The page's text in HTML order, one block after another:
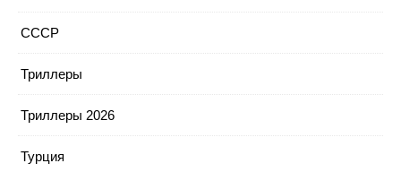
СССР
Триллеры
Триллеры 2026
Турция